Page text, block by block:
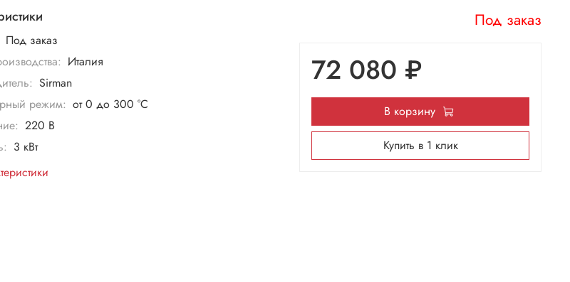
Под заказ
Италия
Sirman
режим: от 0 до 300 °C
220 В
3 кВт
Под заказ
72 080 ₽
В корзину
Купить в 1 клик